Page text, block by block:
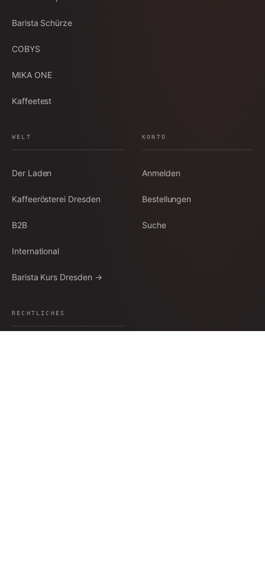
Barista Schürze
COBYS
MIKA ONE
Kaffeetest
WELT
Der Laden
Kaffeerösterei Dresden
B2B
International
Barista Kurs Dresden →
KONTO
Anmelden
Bestellungen
Suche
RECHTLICHES